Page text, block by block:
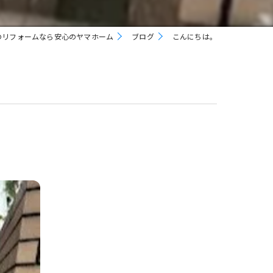
防水工事
フォームなら安心のヤマホーム ブログ こんにちは。